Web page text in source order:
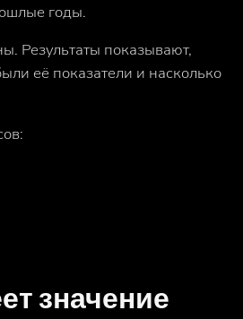
годы.
Результаты показывают,
её показатели и насколько
значение